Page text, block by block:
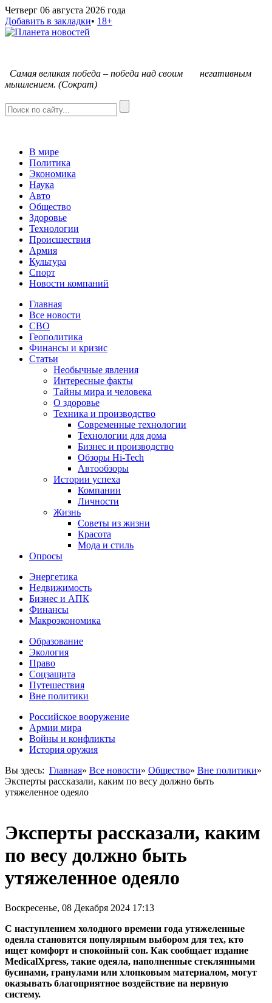
Четверг 06 августа 2026 года
Добавить в закладки• 18+
Самая великая победа – победа над своим негативным
мышлением. (Сократ)
В мире
Политика
Экономика
Наука
Авто
Общество
Здоровье
Технологии
Происшествия
Армия
Культура
Спорт
Новости компаний
Главная
Все новости
СВО
Геополитика
Финансы и кризис
Статьи
Необычные явления
Интересные факты
Тайны мира и человека
О здоровье
Техника и производство
Современные технологии
Технологии для дома
Бизнес и производство
Обзоры Hi-Tech
Автообзоры
Истории успеха
Компании
Личности
Жизнь
Советы из жизни
Красота
Мода и стиль
Опросы
Энергетика
Недвижимость
Бизнес и АПК
Финансы
Макроэкономика
Образование
Экология
Право
Соцзащита
Путешествия
Вне политики
Российское вооружение
Армии мира
Войны и конфликты
История оружия
Вы здесь: Главная» Все новости» Общество» Вне политики»
Эксперты рассказали, каким по весу должно быть
утяжеленное одеяло
Эксперты рассказали, каким
по весу должно быть
утяжеленное одеяло
Воскресенье, 08 Декабря 2024 17:13
С наступлением холодного времени года утяжеленные
одеяла становятся популярным выбором для тех, кто
ищет комфорт и спокойный сон. Как сообщает издание
MedicalXpress, такие одеяла, наполненные стеклянными
бусинами, гранулами или хлопковым материалом, могут
оказывать благоприятное воздействие на нервную
систему.